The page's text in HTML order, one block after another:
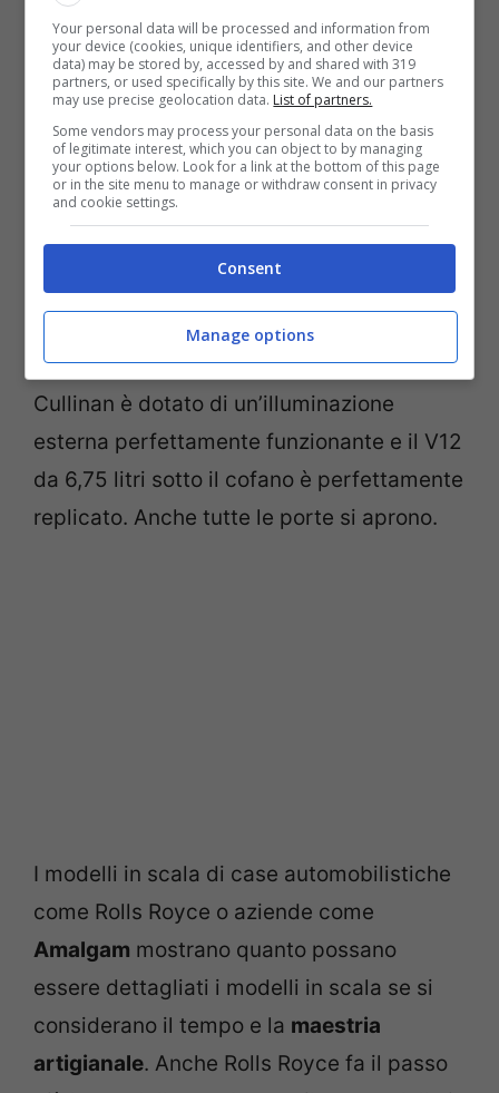
parlando di Rolls Royce d’altronde.
Anche l’interno è splendido come
l’esterno, con poggiatesta ricamati e
finiture in legno.Le pedane illuminate
salutano chiunque guardi all’interno,
mostrando dettagli squisiti come le
tubature dei sedili e le cuciture che si
adattano perfettamente al Cullinan di un
cliente. Come ogni modello di fascia alta, il
Cullinan è dotato di un’illuminazione
esterna perfettamente funzionante e il V12
da 6,75 litri sotto il cofano è perfettamente
replicato. Anche tutte le porte si aprono.
I modelli in scala di case automobilistiche
come Rolls Royce o aziende come
Amalgam mostrano quanto possano
essere dettagliati i modelli in scala se si
considerano il tempo e la maestria
artigianale. Anche Rolls Royce fa il passo
Your personal data will be processed and information from
your device (cookies, unique identifiers, and other device
data) may be stored by, accessed by and shared with 319
partners, or used specifically by this site. We and our partners
may use precise geolocation data. List of partners.
Some vendors may process your personal data on the basis
of legitimate interest, which you can object to by managing
your options below. Look for a link at the bottom of this page
or in the site menu to manage or withdraw consent in privacy
and cookie settings.
Consent
Manage options